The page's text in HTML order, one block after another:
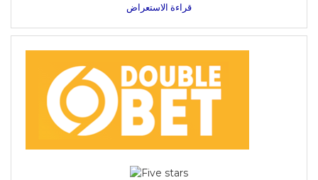
قراءة الاستعراض